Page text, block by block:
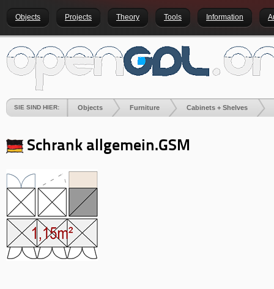
Objects Projects Theory Tools Information
SIE SIND HIER: Objects Furniture Cabinets + Shelves
Schrank allgemein.GSM